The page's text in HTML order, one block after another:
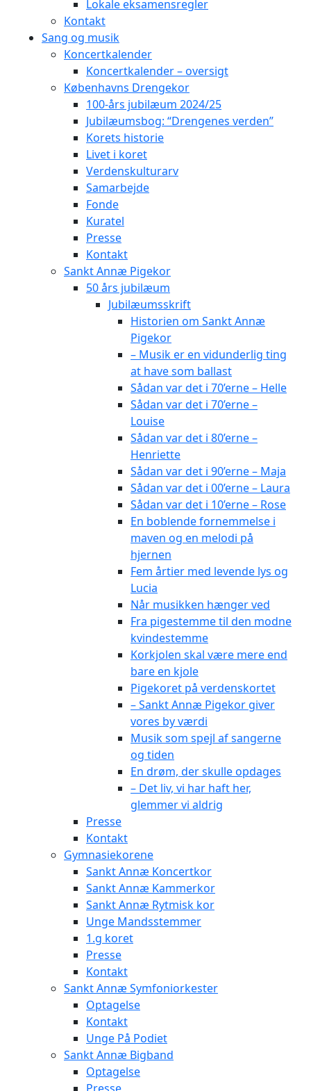
Lokale eksamensregler
Kontakt
Sang og musik
Koncertkalender
Koncertkalender – oversigt
Københavns Drengekor
100-års jubilæum 2024/25
Jubilæumsbog: “Drengenes verden”
Korets historie
Livet i koret
Verdenskulturarv
Samarbejde
Fonde
Kuratel
Presse
Kontakt
Sankt Annæ Pigekor
50 års jubilæum
Jubilæumsskrift
Historien om Sankt Annæ
Pigekor
– Musik er en vidunderlig ting
at have som ballast
Sådan var det i 70’erne – Helle
Sådan var det i 70’erne –
Louise
Sådan var det i 80’erne –
Henriette
Sådan var det i 90’erne – Maja
Sådan var det i 00’erne – Laura
Sådan var det i 10’erne – Rose
En boblende fornemmelse i
maven og en melodi på
hjernen
Fem årtier med levende lys og
Lucia
Når musikken hænger ved
Fra pigestemme til den modne
kvindestemme
Korkjolen skal være mere end
bare en kjole
Pigekoret på verdenskortet
– Sankt Annæ Pigekor giver
vores by værdi
Musik som spejl af sangerne
og tiden
En drøm, der skulle opdages
– Det liv, vi har haft her,
glemmer vi aldrig
Presse
Kontakt
Gymnasiekorene
Sankt Annæ Koncertkor
Sankt Annæ Kammerkor
Sankt Annæ Rytmisk kor
Unge Mandsstemmer
1.g koret
Presse
Kontakt
Sankt Annæ Symfoniorkester
Optagelse
Kontakt
Unge På Podiet
Sankt Annæ Bigband
Optagelse